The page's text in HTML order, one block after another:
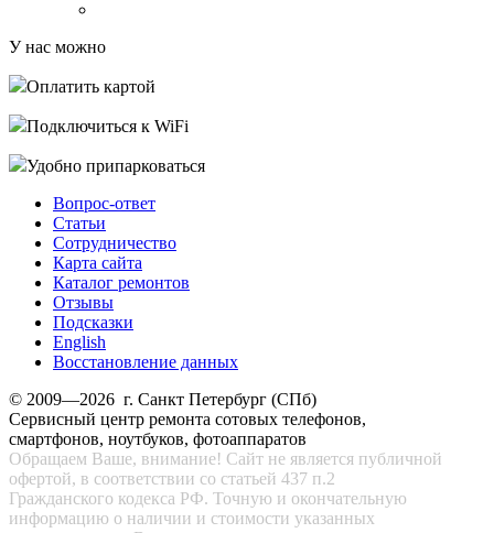
У нас можно
Оплатить картой
Подключиться к WiFi
Удобно припарковаться
Вопрос-ответ
Статьи
Сотрудничество
Карта сайта
Каталог ремонтов
Отзывы
Подсказки
English
Восстановление данных
© 2009—2026 г. Санкт Петербург (СПб)
Сервисный центр ремонта сотовых телефонов,
смартфонов, ноутбуков, фотоаппаратов
Обращаем Ваше, внимание! Сайт не является публичной
офертой, в соответствии со статьей 437 п.2
Гражданского кодекса РФ. Точную и окончательную
информацию о наличии и стоимости указанных